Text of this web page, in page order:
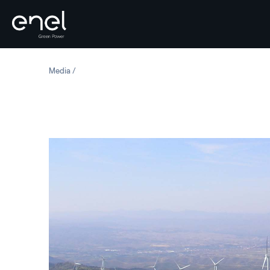
MediaSpagna: Parco eolico Sierra De La Virgen